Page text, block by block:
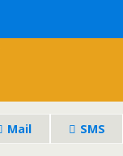
Mail SMS